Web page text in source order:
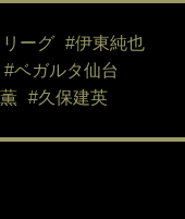
ーグ
#伊東純也
#ベガルタ仙台
#久保建英